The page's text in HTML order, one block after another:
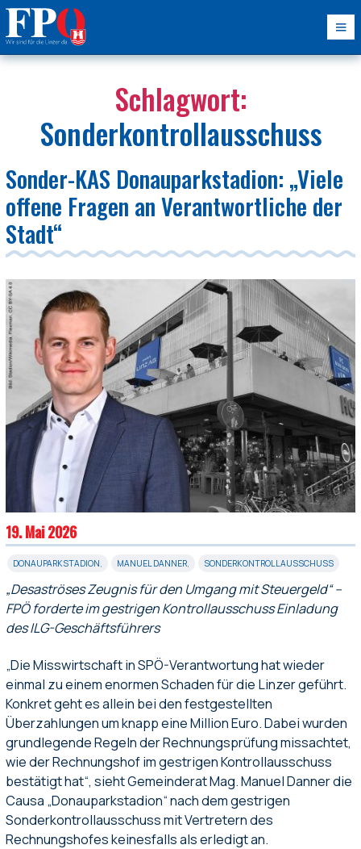
Schlagwort:
Sonderkontrollausschuss
Sonder-KAS Donauparkstadion: „Viele
offene Fragen an Verantwortliche der
Stadt“
19. Mai 2026
DONAUPARKSTADION, MANUEL DANNER, SONDERKONTROLLAUSSCHUSS
„Desaströses Zeugnis für den Umgang mit Steuergeld“ –
FPÖ forderte im gestrigen Kontrollausschuss Einladung
des ILG-Geschäftsführers
„Die Misswirtschaft in SPÖ-Verantwortung hat wieder
einmal zu einem enormen Schaden für die Linzer geführt.
Konkret geht es allein bei den festgestellten
Überzahlungen um knapp eine Million Euro. Dabei wurden
grundlegende Regeln der Rechnungsprüfung missachtet,
wie der Rechnungshof im gestrigen Kontrollausschuss
bestätigt hat“, sieht Gemeinderat Mag. Manuel Danner die
Causa „Donauparkstadion“ nach dem gestrigen
Sonderkontrollausschuss mit Vertretern des
Rechnungshofes keinesfalls als erledigt an.